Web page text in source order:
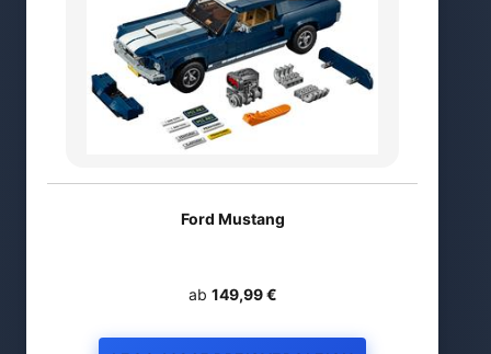
Ford Mustang
ab 149,99 €